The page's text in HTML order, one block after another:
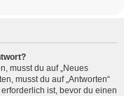
musst du auf „Neues
musst du auf „Antworten“
ist, bevor du einen